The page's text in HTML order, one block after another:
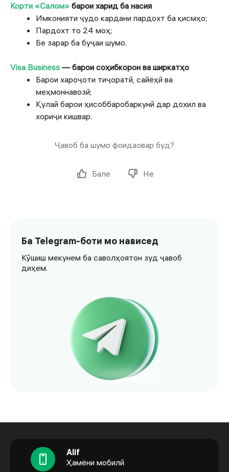
Корти «Салом» барои харид ба насия
Имконияти ҷудо кардани пардохт ба қисмҳо;
Пардохт то 24 моҳ;
Бе зарар ба буҷаи шумо.
Visa Business — барои соҳибкорон ва ширкатҳо
Барои хароҷоти тиҷоратӣ, сайёҳӣ ва
меҳмоннавозӣ;
Қулай барои ҳисоббаробаркунӣ дар дохил ва
хориҷи кишвар.
Ҷавоб ба шумо фоидаовар буд?
Бале Не
Ба Telegram-боти мо нависед
Кӯшиш мекунем ба саволҳоятон зуд ҷавоб
диҳем.
Alif
Ҳамёни мобилӣ